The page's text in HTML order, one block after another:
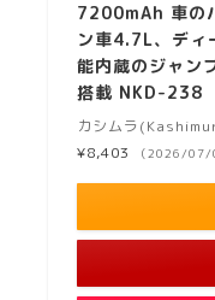
7200mAh 車の
ン車4.7L、ディ
能内蔵のジャン
搭載 NKD-238
カシムラ
¥8,403
（2026/07/